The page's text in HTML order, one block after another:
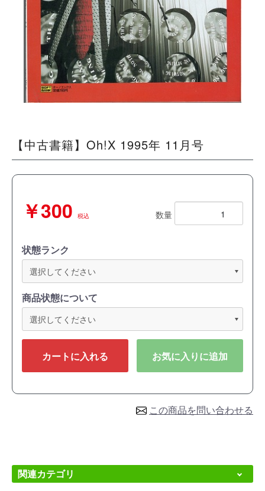
【中古書籍】Oh!X 1995年 11月号
￥300 税込
状態ランク
商品状態について
数量
カートに入れる お気に入りに追加
この商品を問い合わせる
関連カテゴリ